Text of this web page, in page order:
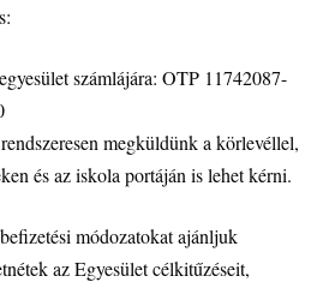
számlájára: OTP 11742087-
megküldünk a körlevéllel,
és az iskola portáján is lehet kérni.
módozatokat ajánljuk
az Egyesület célkitűzéseit,